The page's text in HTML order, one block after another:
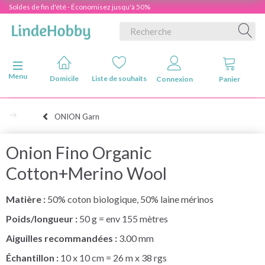
Soldes de fin d'été - Économisez jusqu'à 50%
Basculer la navigation
Menu
Domicile Liste de souhaits Connexion Panier
ONION Garn
Onion Fino Organic
Cotton+Merino Wool
Matière : 50% coton biologique, 50% laine mérinos
Poids/longueur : 50 g = env 155 mètres
Aiguilles recommandées : 3.00 mm
Échantillon : 10 x 10 cm = 26 m x 38 rgs